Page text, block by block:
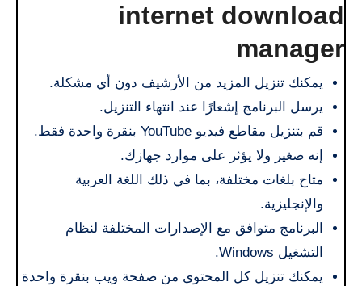
internet download
manager
يمكنك تنزيل المزيد من الأرشيف دون أي مشكلة.
يرسل البرنامج إشعارًا عند انتهاء التنزيل.
قم بتنزيل مقاطع فيديو YouTube بنقرة واحدة فقط.
إنه صغير ولا يؤثر على موارد جهازك.
متاح بلغات مختلفة، بما في ذلك اللغة العربية
والإنجليزية.
البرنامج متوافق مع الإصدارات المختلفة لنظام
التشغيل Windows.
يمكنك تنزيل كل المحتوى من صفحة ويب بنقرة واحدة